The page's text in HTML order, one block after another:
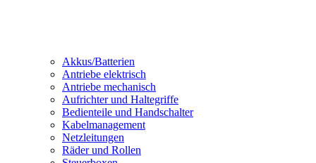
Akkus/Batterien
Antriebe elektrisch
Antriebe mechanisch
Aufrichter und Haltegriffe
Bedienteile und Handschalter
Kabelmanagement
Netzleitungen
Räder und Rollen